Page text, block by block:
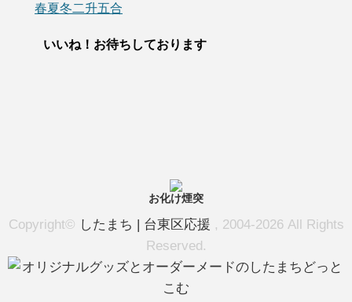
春夏冬二升五合
いいね！お待ちしております
お化け煙突
Copyright© したまち | 台東区応援 , 2004-2026 All Rights
Reserved.